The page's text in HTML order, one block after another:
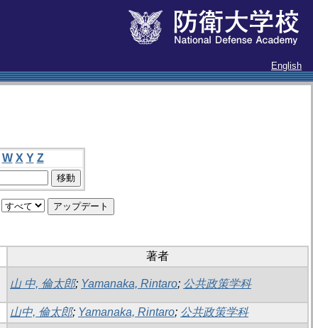
English
W X Y Z
著者
山 中, 倫太郎; Yamanaka, Rintaro; 公共政策学科
山中, 倫太郎; Yamanaka, Rintaro; 公共政策学科